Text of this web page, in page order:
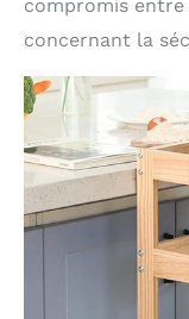
compromis
concernant la